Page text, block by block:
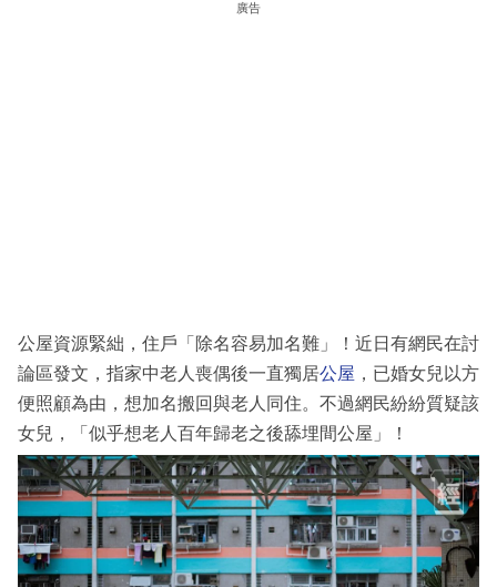
廣告
公屋資源緊絀，住戶「除名容易加名難」！近日有網民在討
論區發文，指家中老人喪偶後一直獨居公屋 ，已婚女兒以方
便照顧為由，想加名搬回與老人同住。不過網民紛紛質疑該
女兒，「似乎想老人百年歸老之後舔埋間公屋」！